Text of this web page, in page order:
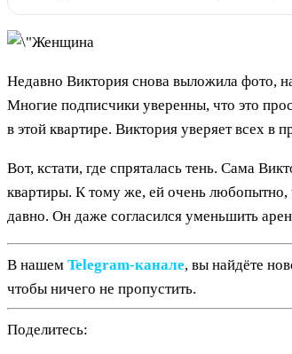
Недавно Виктория снова выложила фото,
Многие подписчики уверенны, что это
в этой квартире. Виктория уверяет всех в
Вот, кстати, где спряталась тень. Сама
квартиры. К тому же, ей очень любопытно,
давно. Он даже согласился уменьшить
В нашем Telegram‑канале, вы найдёте
чтобы ничего не пропустить.
Поделитесь: